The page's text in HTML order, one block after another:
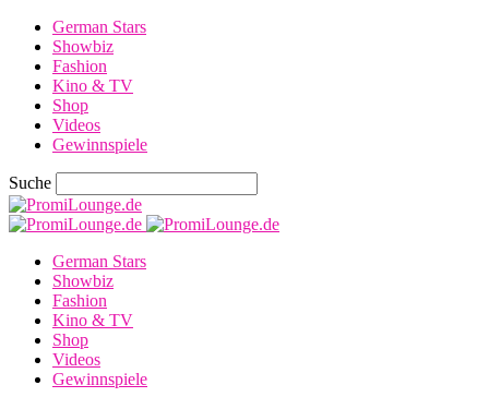
German Stars
Showbiz
Fashion
Kino & TV
Shop
Videos
Gewinnspiele
Suche
German Stars
Showbiz
Fashion
Kino & TV
Shop
Videos
Gewinnspiele